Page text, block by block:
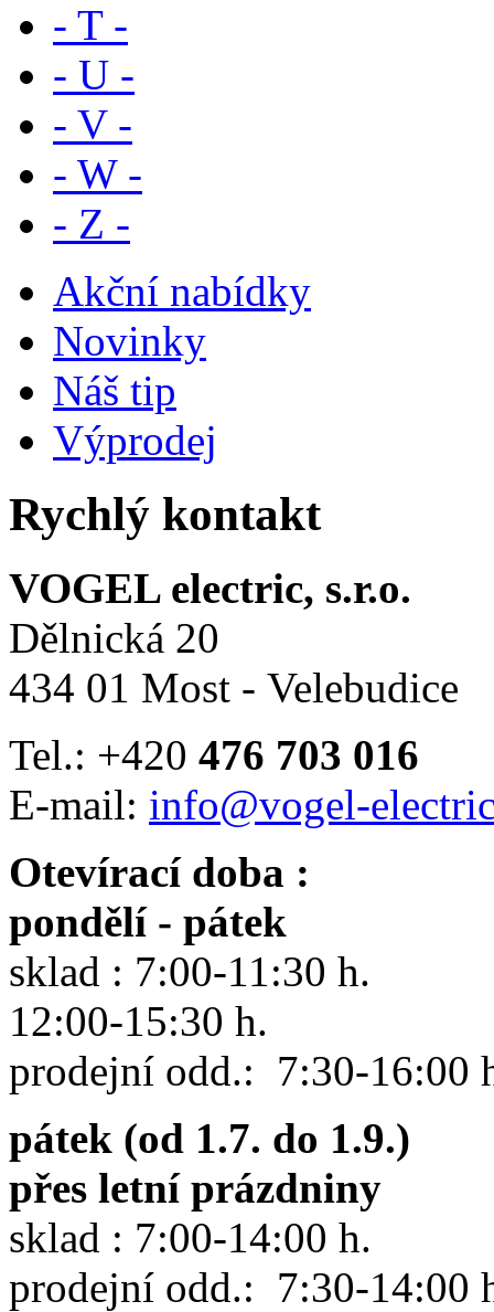
- T -
- U -
- V -
- W -
- Z -
Akční nabídky
Novinky
Náš tip
Výprodej
Rychlý kontakt
VOGEL electric, s.r.o.
Dělnická 20
434 01 Most - Velebudice
Tel.: +420 476 703 016
E-mail: info@vogel-
Otevírací doba :
pondělí - pátek
sklad : 7:00-11:30 h.
12:00-15:30 h.
prodejní odd.: 7:30-16:00
pátek (od 1.7. do 1.9.)
přes letní prázdniny
sklad : 7:00-14:00 h.
prodejní odd.: 7:30-14:00